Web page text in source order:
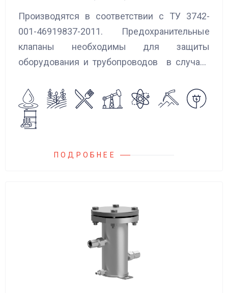
Производятся в соответствии с ТУ 3742-
001-46919837-2011. Предохранительные
клапаны необходимы для защиты
оборудования и трубопроводов в случаях
сброса среды в систему низкого давления.
ПОДРОБНЕЕ